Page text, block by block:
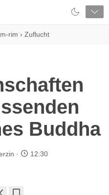
rim › Zuflucht
Buddha
12:30